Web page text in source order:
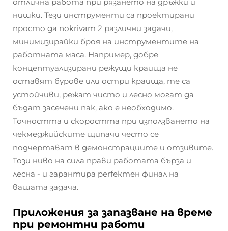
нишки. Тези инструменти са проектирани
просто да покrivат 2 различни задачи,
минимизирайки броя на инструментите на
работната маса. Например, добре
концептуализирани режущи краища не
оставят бурове или остри краища, те са
устойчиви, режат чисто и лесно могат да
бъдат засечени пак, ако е необходимо.
Точността и скоростта при използването на
чекмеджийските щипачи често се
подчертават в демонстрациите и отзивите.
Този ниво на сила прави работата бърза и
лесна - и гарантира perfектен финал на
вашата задача.
Приложения за запазване на време
при ремонтни работи